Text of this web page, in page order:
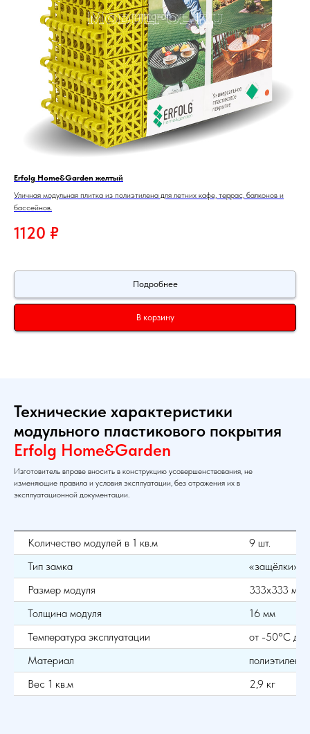
Erfolg Home&Garden желтый
Уличная модульная плитка из полиэтилена для летних кафе, террас, балконов и
бассейнов.
1120 ₽
Подробнее
В корзину
Технические характеристики
модульного пластикового покрытия
Erfolg Home&Garden
Изготовитель вправе вносить в конструкцию усовершенствования, не
изменяющие правила и условия эксплуатации, без отражения их в
эксплуатационной документации.
Количество модулей в 1 кв.м
9 шт.
Тип замка
«защёлки»
Размер модуля
333х333 мм
Толщина модуля
16 мм
Температура эксплуатации
от -50°С до
Материал
полиэтилен
Вес 1 кв.м
2,9 кг